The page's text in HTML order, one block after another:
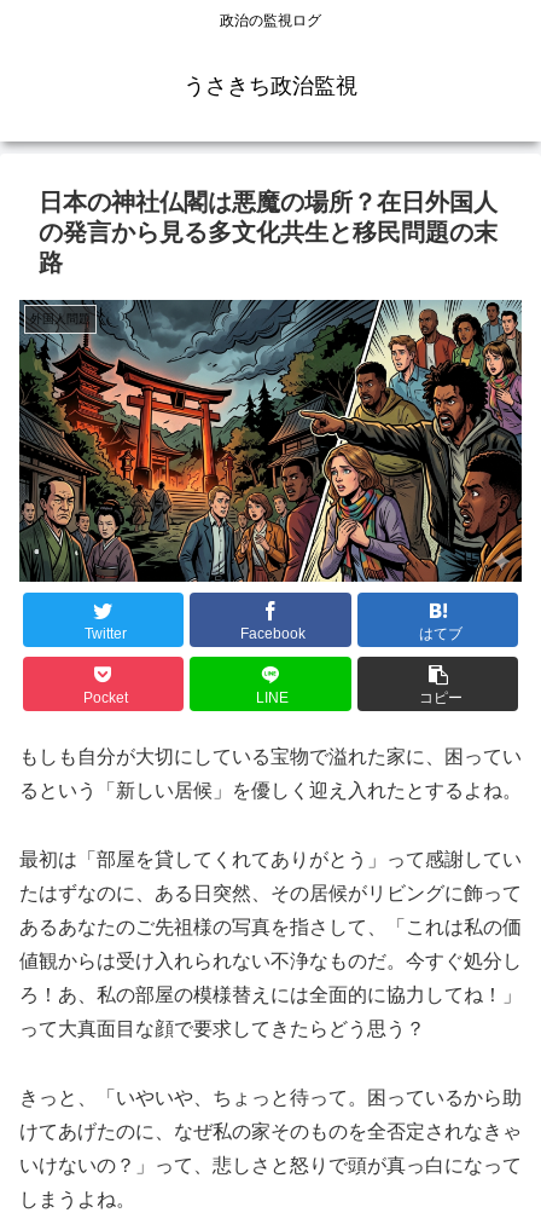
政治の監視ログ
うさきち政治監視
日本の神社仏閣は悪魔の場所？在日外国人
の発言から見る多文化共生と移民問題の末
路
外国人問題
Twitter Facebook はてブ
Pocket LINE コピー
もしも自分が大切にしている宝物で溢れた家に、困ってい
るという「新しい居候」を優しく迎え入れたとするよね。
最初は「部屋を貸してくれてありがとう」って感謝してい
たはずなのに、ある日突然、その居候がリビングに飾って
あるあなたのご先祖様の写真を指さして、「これは私の価
値観からは受け入れられない不浄なものだ。今すぐ処分し
ろ！あ、私の部屋の模様替えには全面的に協力してね！」
って大真面目な顔で要求してきたらどう思う？
きっと、「いやいや、ちょっと待って。困っているから助
けてあげたのに、なぜ私の家そのものを全否定されなきゃ
いけないの？」って、悲しさと怒りで頭が真っ白になって
しまうよね。